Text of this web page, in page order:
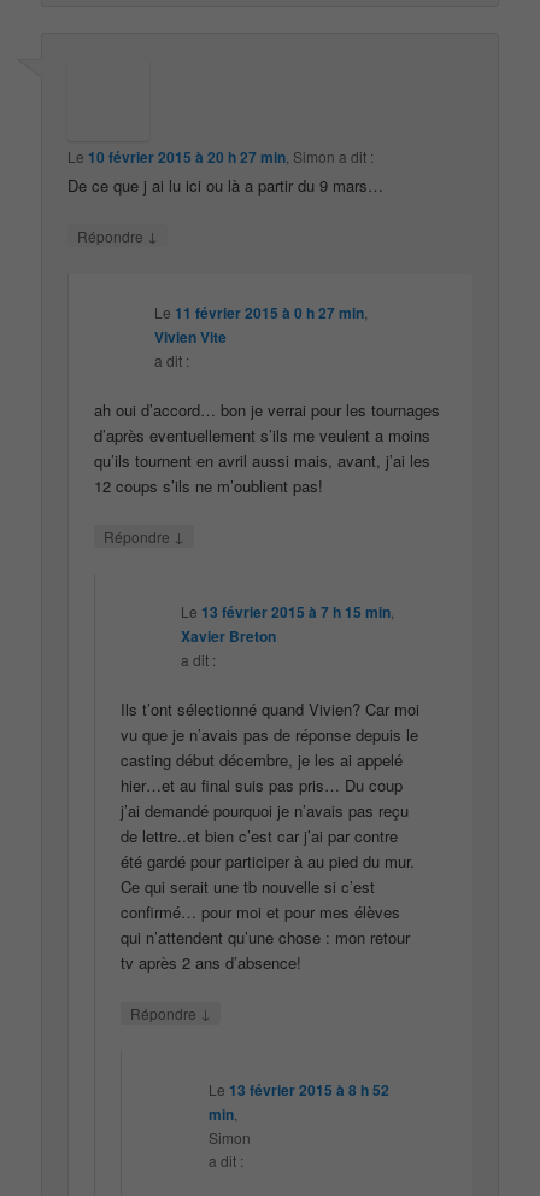
Le 10 février 2015 à 20 h 27 min Simon a dit :
De ce que j ai lu ici ou là a partir du 9 mars…
Répondre ↓
Le 11 février 2015 à 0 h 27 min
Vivien Vite
a dit :
ah oui d’accord… bon je verrai pour les tournages
d’après eventuellement s’ils me veulent a moins
qu’ils tournent en avril aussi mais, avant, j’ai les
12 coups s’ils ne m’oublient pas!
Répondre ↓
Le 13 février 2015 à 7 h 15 min
Xavier Breton
a dit :
Ils t’ont sélectionné quand Vivien? Car moi
vu que je n’avais pas de réponse depuis le
casting début décembre, je les ai appelé
hier…et au final suis pas pris… Du coup
j’ai demandé pourquoi je n’avais pas reçu
de lettre..et bien c’est car j’ai par contre
été gardé pour participer à au pied du mur.
Ce qui serait une tb nouvelle si c’est
confirmé… pour moi et pour mes élèves
qui n’attendent qu’une chose : mon retour
tv après 2 ans d’absence!
Répondre ↓
Le 13 février 2015 à 8 h 52
min,
Simon
a dit :